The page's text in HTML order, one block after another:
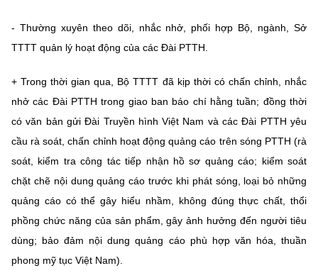
- Thường xuyên theo dõi, nhắc nhở, phối hợp Bộ, ngành, Sở
TTTT quản lý hoạt động của các Đài PTTH.
+ Trong thời gian qua, Bộ TTTT đã kịp thời có chấn chỉnh, nhắc
nhở các Đài PTTH trong giao ban báo chí hằng tuần; đồng thời
có văn bản gửi Đài Truyền hình Việt Nam và các Đài PTTH yêu
cầu rà soát, chấn chỉnh hoạt động quảng cáo trên sóng PTTH (rà
soát, kiểm tra công tác tiếp nhận hồ sơ quảng cáo; kiểm soát
chặt chẽ nội dung quảng cáo trước khi phát sóng, loại bỏ những
quảng cáo có thể gây hiểu nhầm, không đúng thực chất, thổi
phồng chức năng của sản phẩm, gây ảnh hưởng đến người tiêu
dùng; bảo đảm nội dung quảng cáo phù hợp văn hóa, thuần
phong mỹ tục Việt Nam).